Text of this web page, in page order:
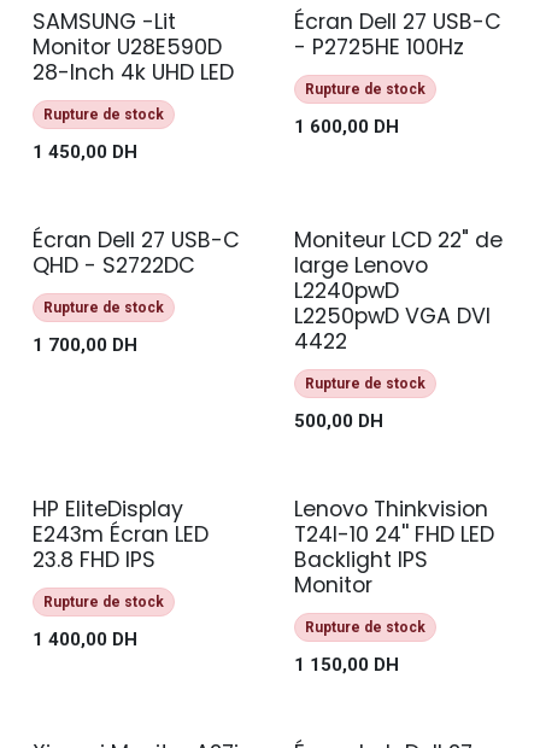
GRADE A+
SAMSUNG -Lit
Monitor U28E590D
28-Inch 4k UHD LED
1 450,00 DH
Rupture de stock
Écran Dell 27 USB-C
- P2725HE 100Hz
1 600,00DH
Rupture de stock
NEUF
Écran Dell 27 USB-C
QHD - S2722DC
1 700,00 DH
Rupture de stock
PROMO !
Moniteur LCD 22" de
large Lenovo
L2240pwD
L2250pwD VGA DVI
4422
500,00DH
Rupture de stock
NEUF
HP EliteDisplay
E243m Écran LED
23.8 FHD IPS
1 400,00 DH
Rupture de stock
Lenovo Thinkvision
T24I-10 24'' FHD LED
Backlight IPS
Monitor
1 150,00DH
Rupture de stock